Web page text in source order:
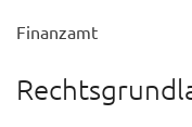
Finanzamt